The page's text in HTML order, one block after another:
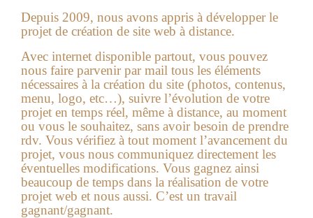
Depuis 2009, nous avons appris à développer le
projet de création de site web à distance.
Avec internet disponible partout, vous pouvez
nous faire parvenir par mail tous les éléments
nécessaires à la création du site (photos, contenus,
menu, logo, etc…), suivre l’évolution de votre
projet en temps réel, même à distance, au moment
ou vous le souhaitez, sans avoir besoin de prendre
rdv. Vous vérifiez à tout moment l’avancement du
projet, vous nous communiquez directement les
éventuelles modifications. Vous gagnez ainsi
beaucoup de temps dans la réalisation de votre
projet web et nous aussi. C’est un travail
gagnant/gagnant.